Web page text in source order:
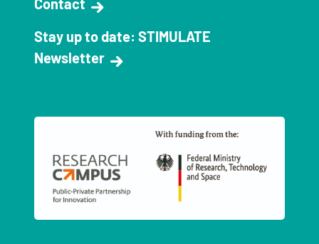
Contact
Stay up to date: STIMULATE
Newsletter